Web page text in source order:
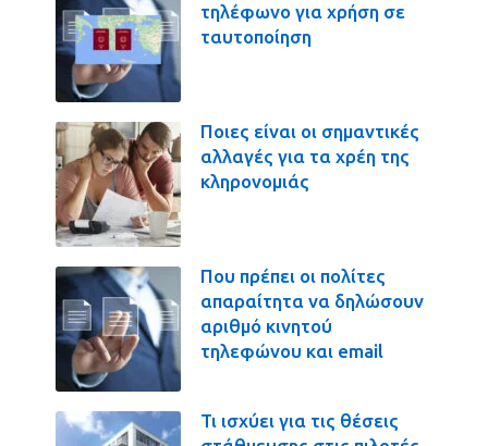
τηλέφωνο για χρήση σε
ταυτοποίηση
Ποιες είναι οι σημαντικές
αλλαγές για τα χρέη της
κληρονομιάς
Που πρέπει οι πολίτες
απαραίτητα να δηλώσουν
αριθμό κινητού
τηλεφώνου και email
Τι ισχύει για τις θέσεις